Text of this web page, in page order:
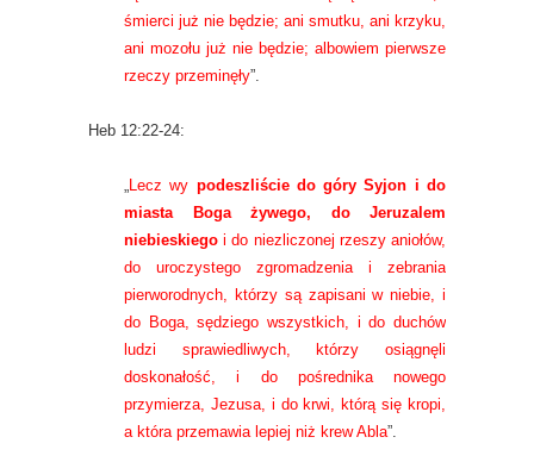
śmierci już nie będzie; ani smutku, ani krzyku,
ani mozołu już nie będzie; albowiem pierwsze
rzeczy przeminęły”.
Heb 12:22-24:
„Lecz wy podeszliście do góry Syjon i do
miasta Boga żywego, do Jeruzalem
niebieskiego i do niezliczonej rzeszy aniołów,
do uroczystego zgromadzenia i zebrania
pierworodnych, którzy są zapisani w niebie, i
do Boga, sędziego wszystkich, i do duchów
ludzi sprawiedliwych, którzy osiągnęli
doskonałość, i do pośrednika nowego
przymierza, Jezusa, i do krwi, którą się kropi,
a która przemawia lepiej niż krew Abla”.